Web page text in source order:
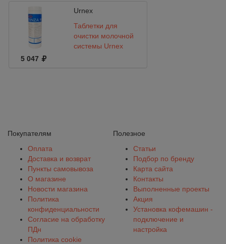
Urnex
Таблетки для
очистки молочной
системы Urnex
5 047
Покупателям
Оплата
Доставка и возврат
Пункты самовывоза
О магазине
Новости магазина
Политика
конфиденциальности
Согласие на обработку
ПДн
Политика cookie
Полезное
Статьи
Подбор по бренду
Карта сайта
Контакты
Выполненные проекты
Акция
Установка кофемашин -
подключение и
настройка